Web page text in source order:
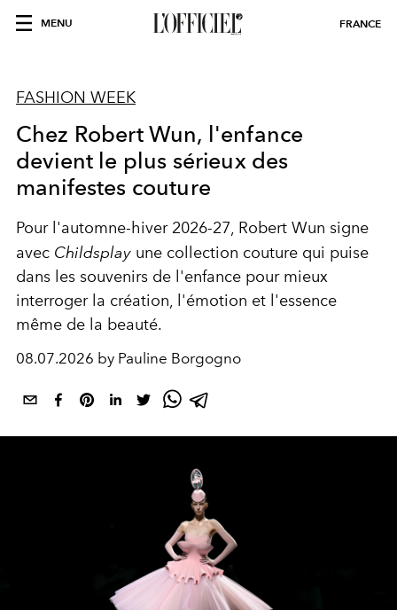
MENU FRANCE
FASHION WEEK
Chez Robert Wun, l'enfance
devient le plus sérieux des
manifestes couture
Pour l'automne-hiver 2026-27, Robert Wun signe
avec Childsplay une collection couture qui puise
dans les souvenirs de l'enfance pour mieux
interroger la création, l'émotion et l'essence
même de la beauté.
08.07.2026 by Pauline Borgogno